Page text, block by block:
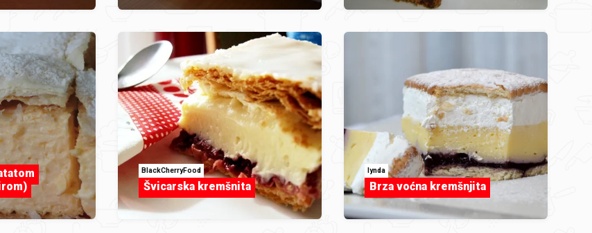
BlackCherryFood
Švicarska kremšnita
lynda
Brza voćna kremšnjita